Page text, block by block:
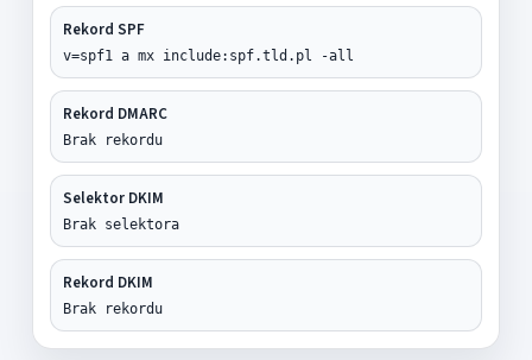
Rekord SPF
v=spf1 a mx include:spf.tld.pl -all
Rekord DMARC
Brak rekordu
Selektor DKIM
Brak selektora
Rekord DKIM
Brak rekordu